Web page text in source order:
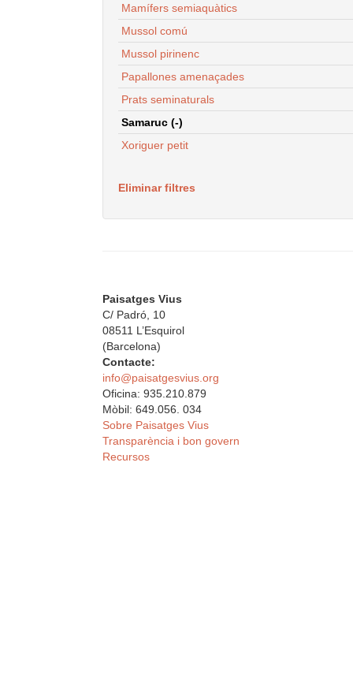
Mamífers semiaquàtics
Mussol comú
Mussol pirinenc
Papallones amenaçades
Prats seminaturals
Samaruc (-)
Xoriguer petit
Eliminar filtres
Paisatges Vius
C/ Padró, 10
08511 L’Esquirol
(Barcelona)
Contacte:
info@paisatgesvius.org
Oficina: 935.210.879
Mòbil: 649.056. 034
Sobre Paisatges Vius
Transparència i bon govern
Recursos